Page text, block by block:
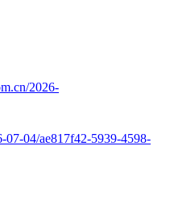
2026-
07-04/ae817f42-5939-4598-